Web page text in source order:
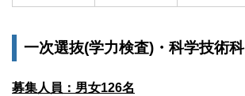
一次選抜(学力検査)・科学技術科
募集人員：男女126名